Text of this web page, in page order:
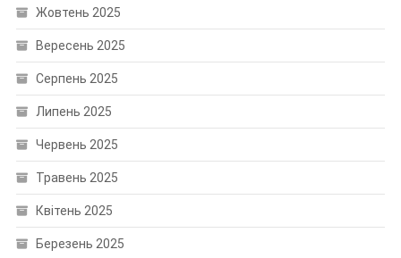
Жовтень 2025
Вересень 2025
Серпень 2025
Липень 2025
Червень 2025
Травень 2025
Квітень 2025
Березень 2025